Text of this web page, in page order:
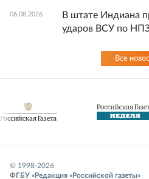
06.08.2026
В штате Индиана
ударов ВСУ по
Все
© 1998-2026
ФГБУ «Редакция «Российской газеты»